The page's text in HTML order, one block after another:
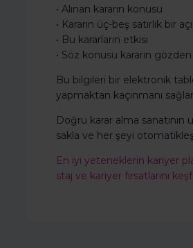
• Alınan kararın konusu
• Kararın üç-beş satırlık bir
• Bu kararların etkisi
• Söz konusu kararın
Bu bilgileri bir elektronik
yapmaktan kaçınmanı
Doğru karar alma sanatının
sakla ve her şeyi
En iyi yeteneklerin kariyer
staj ve kariyer fırsatlarını